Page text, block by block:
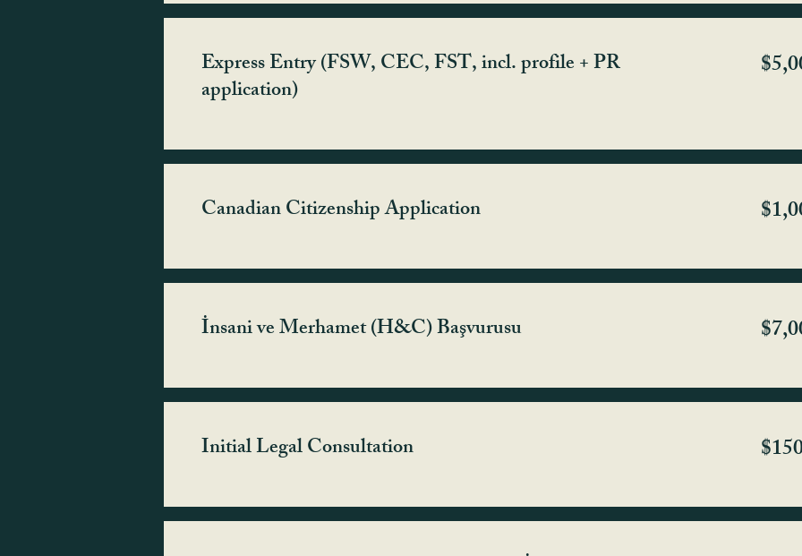
Express Entry (FSW, CEC, FST, incl. profile + PR
application)
Canadian Citizenship Application
İnsani ve Merhamet (H&C) Başvurusu
Initial Legal Consultation